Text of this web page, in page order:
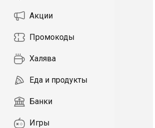
Акции
Промокоды
Халява
Еда и продукты
Банки
Игры